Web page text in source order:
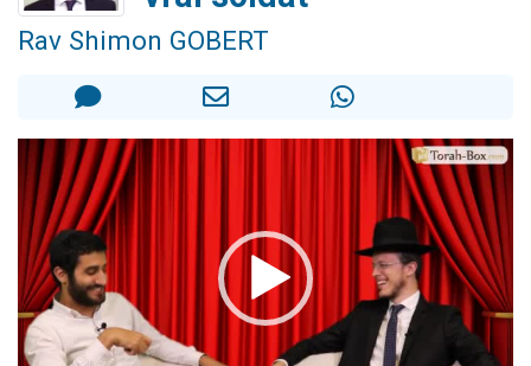
30 personnes viennent de faire un don pour Sauvez la jambe de Yohan
Il reste 49 places pour étudier en groupe sur Zoom
29 personnes viennent de demander une bénédiction
Rav Shimon GOBERT